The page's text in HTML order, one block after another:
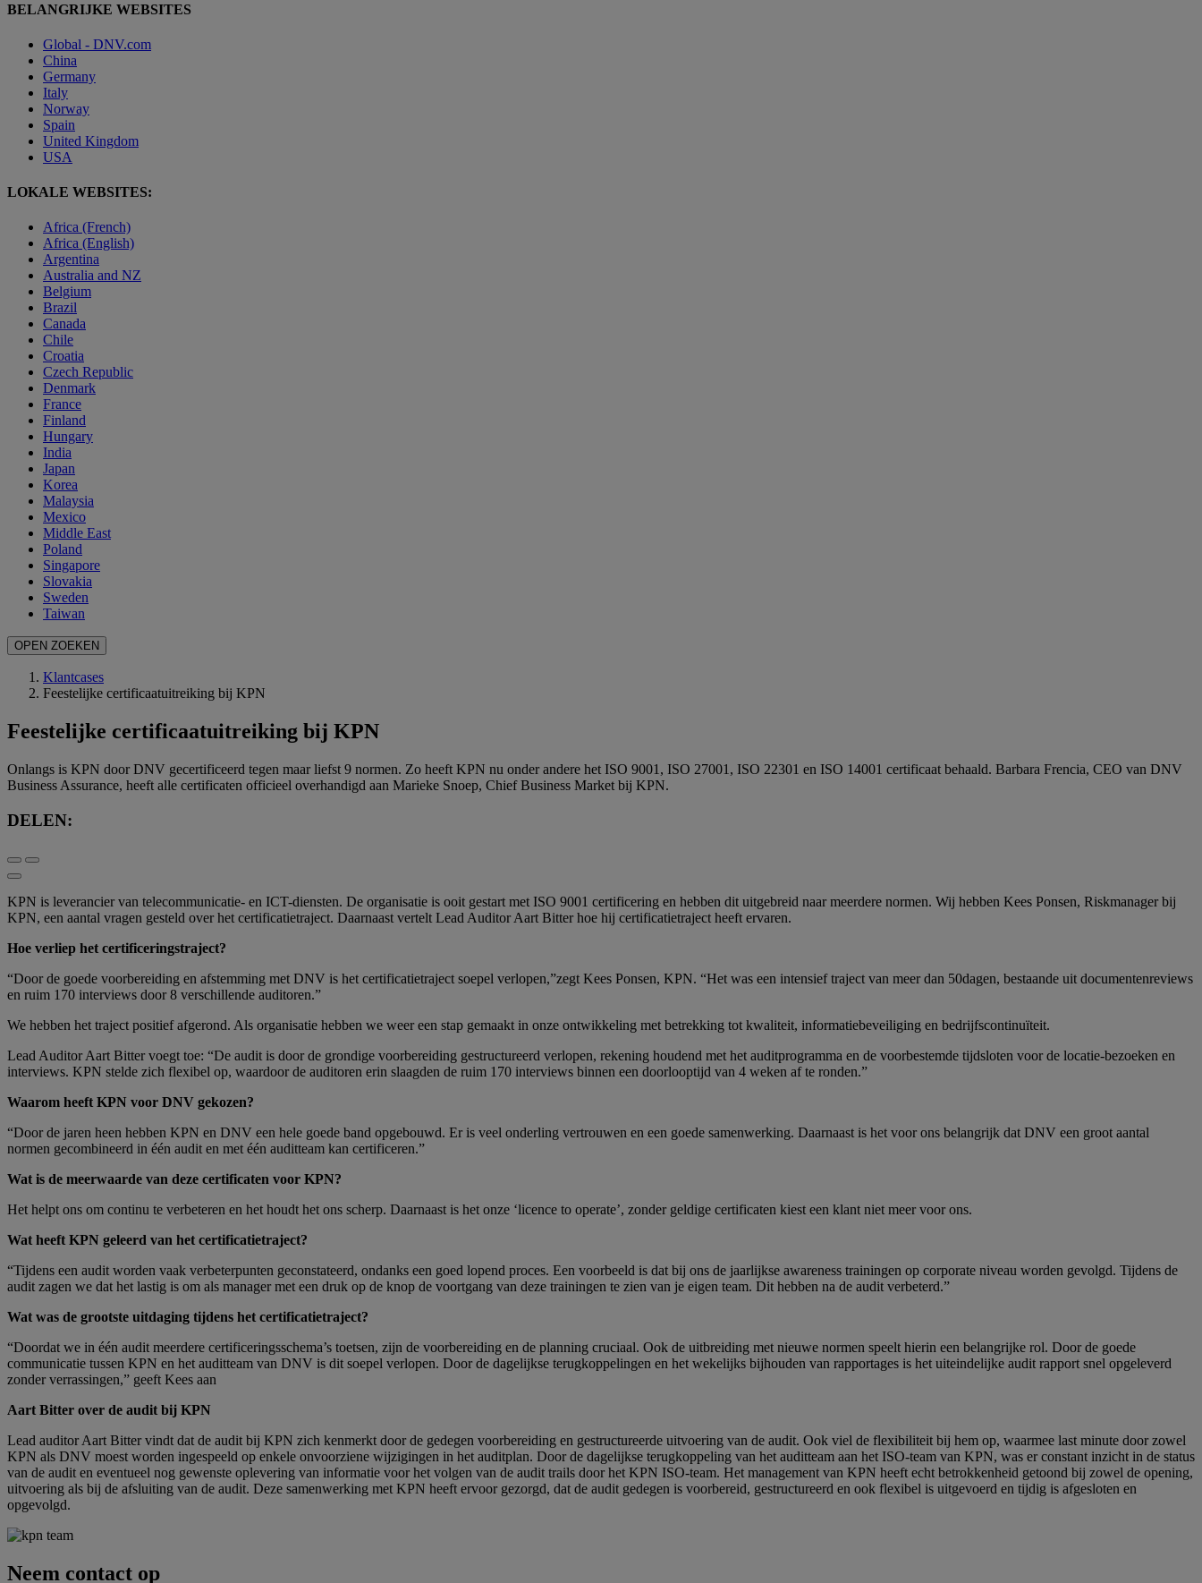
BELANGRIJKE WEBSITES
Global - DNV.com
China
Germany
Italy
Norway
Spain
United Kingdom
USA
LOKALE WEBSITES:
Africa (French)
Africa (English)
Argentina
Australia and NZ
Belgium
Brazil
Canada
Chile
Croatia
Czech Republic
Denmark
France
Finland
Hungary
India
Japan
Korea
Malaysia
Mexico
Middle East
Poland
Singapore
Slovakia
Sweden
Taiwan
OPEN ZOEKEN
Klantcases
Feestelijke certificaatuitreiking bij KPN
Feestelijke certificaatuitreiking bij KPN
Onlangs is KPN door DNV gecertificeerd tegen maar liefst 9 normen. Zo heeft KPN nu onder andere het ISO 9001, ISO 27001, ISO 22301 en ISO 14001 certificaat behaald. Barbara Frencia, CEO van DNV
Business Assurance, heeft alle certificaten officieel overhandigd aan Marieke Snoep, Chief Business Market bij KPN.
DELEN:
KPN is leverancier van telecommunicatie- en ICT-diensten. De organisatie is ooit gestart met ISO 9001 certificering en hebben dit uitgebreid naar meerdere normen. Wij hebben Kees Ponsen, Riskmanager bij
KPN, een aantal vragen gesteld over het certificatietraject. Daarnaast vertelt Lead Auditor Aart Bitter hoe hij certificatietraject heeft ervaren.
Hoe verliep het certificeringstraject?
“Door de goede voorbereiding en afstemming met DNV is het certificatietraject soepel verlopen,”zegt Kees Ponsen, KPN. “Het was een intensief traject van meer dan 50dagen, bestaande uit documentenreviews
en ruim 170 interviews door 8 verschillende auditoren.”
We hebben het traject positief afgerond. Als organisatie hebben we weer een stap gemaakt in onze ontwikkeling met betrekking tot kwaliteit, informatiebeveiliging en bedrijfscontinuïteit.
Lead Auditor Aart Bitter voegt toe: “De audit is door de grondige voorbereiding gestructureerd verlopen, rekening houdend met het auditprogramma en de voorbestemde tijdsloten voor de locatie-bezoeken en
interviews. KPN stelde zich flexibel op, waardoor de auditoren erin slaagden de ruim 170 interviews binnen een doorlooptijd van 4 weken af te ronden.”
Waarom heeft KPN voor DNV gekozen?
“Door de jaren heen hebben KPN en DNV een hele goede band opgebouwd. Er is veel onderling vertrouwen en een goede samenwerking. Daarnaast is het voor ons belangrijk dat DNV een groot aantal
normen gecombineerd in één audit en met één auditteam kan certificeren.”
Wat is de meerwaarde van deze certificaten voor KPN?
Het helpt ons om continu te verbeteren en het houdt het ons scherp. Daarnaast is het onze ‘licence to operate’, zonder geldige certificaten kiest een klant niet meer voor ons.
Wat heeft KPN geleerd van het certificatietraject?
“Tijdens een audit worden vaak verbeterpunten geconstateerd, ondanks een goed lopend proces. Een voorbeeld is dat bij ons de jaarlijkse awareness trainingen op corporate niveau worden gevolgd. Tijdens de
audit zagen we dat het lastig is om als manager met een druk op de knop de voortgang van deze trainingen te zien van je eigen team. Dit hebben na de audit verbeterd.”
Wat was de grootste uitdaging tijdens het certificatietraject?
“Doordat we in één audit meerdere certificeringsschema’s toetsen, zijn de voorbereiding en de planning cruciaal. Ook de uitbreiding met nieuwe normen speelt hierin een belangrijke rol. Door de goede
communicatie tussen KPN en het auditteam van DNV is dit soepel verlopen. Door de dagelijkse terugkoppelingen en het wekelijks bijhouden van rapportages is het uiteindelijke audit rapport snel opgeleverd
zonder verrassingen,” geeft Kees aan
Aart Bitter over de audit bij KPN
Lead auditor Aart Bitter vindt dat de audit bij KPN zich kenmerkt door de gedegen voorbereiding en gestructureerde uitvoering van de audit. Ook viel de flexibiliteit bij hem op, waarmee last minute door zowel
KPN als DNV moest worden ingespeeld op enkele onvoorziene wijzigingen in het auditplan. Door de dagelijkse terugkoppeling van het auditteam aan het ISO-team van KPN, was er constant inzicht in de status
van de audit en eventueel nog gewenste oplevering van informatie voor het volgen van de audit trails door het KPN ISO-team. Het management van KPN heeft echt betrokkenheid getoond bij zowel de opening,
uitvoering als bij de afsluiting van de audit. Deze samenwerking met KPN heeft ervoor gezorgd, dat de audit gedegen is voorbereid, gestructureerd en ook flexibel is uitgevoerd en tijdig is afgesloten en
opgevolgd.
Neem contact op